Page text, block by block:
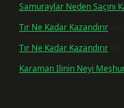
Samuraylar Neden Saçını
Tır Ne Kadar Kazandırır için
Tır Ne Kadar Kazandırır için
Karaman Ilinin Neyi